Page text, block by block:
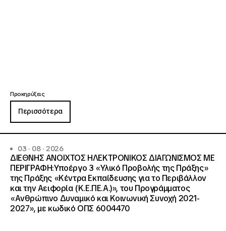
Προκηρύξεις
Περισσότερα
03 · 08 · 2026
ΔΙΕΘΝΗΣ ΑΝΟΙΧΤΟΣ ΗΛΕΚΤΡΟΝΙΚΟΣ ΔΙΑΓΩΝΙΣΜΟΣ ΜΕ
ΠΕΡΙΓΡΑΦΗ:Υποέργο 3 «Υλικό Προβολής της Πράξης»
της Πράξης «Κέντρα Εκπαίδευσης για το Περιβάλλον
και την Αειφορία (Κ.Ε.ΠΕ.Α.)», του Προγράμματος
«Ανθρώπινο Δυναμικό και Κοινωνική Συνοχή 2021-
2027», με κωδικό ΟΠΣ 6004470